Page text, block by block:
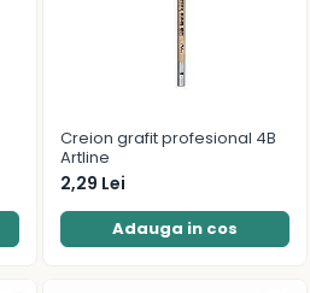
Creion grafit profesional 4B
Artline
2,29 Lei
Adauga in cos